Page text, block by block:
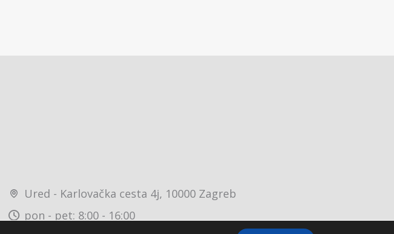
Ured - Karlovačka cesta 4j, 10000 Zagreb
pon - pet: 8:00 - 16:00